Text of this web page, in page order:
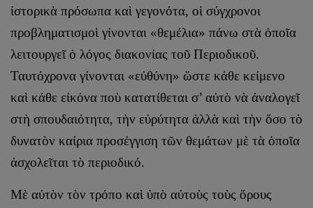
ἱστορικὰ πρόσωπα καὶ γεγονότα, οἱ σύγχρονοι
προβληματισμοὶ γίνονται «θεμέλια» πάνω στὰ ὁποῖα
λειτουργεῖ ὁ λόγος διακονίας τοῦ Περιοδικοῦ.
Ταυτόχρονα γίνονται «εὐθύνη» ὥστε κάθε κείμενο
καὶ κάθε εἰκόνα ποὺ κατατίθεται σ’ αὐτὸ νὰ ἀναλογεῖ
στὴ σπουδαιότητα, τὴν εὐρύτητα ἀλλὰ καὶ τὴν ὅσο τὸ
δυνατὸν καίρια προσέγγιση τῶν θεμάτων μὲ τὰ ὁποῖα
ἀσχολεῖται τὸ περιοδικό.
Μὲ αὐτὸν τὸν τρόπο καὶ ὑπὸ αὐτοὺς τοὺς ὅρους